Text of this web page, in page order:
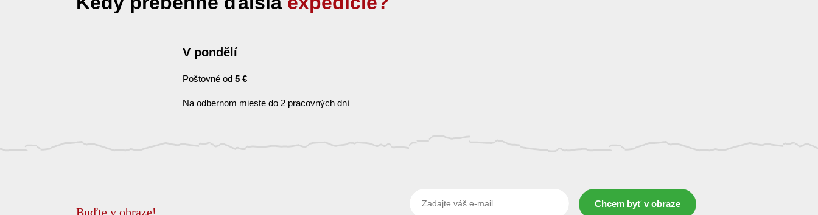
V pondělí
Poštovné od 5 €
Na odbernom mieste do 2 pracovných dní
Buďte v obraze!
Chcem byť v obraze